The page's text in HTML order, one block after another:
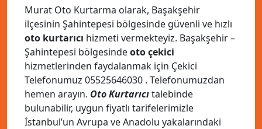
Murat Oto Kurtarma olarak, Başakşehir
ilçesinin Şahintepesi bölgesinde güvenli ve hızlı
oto kurtarıcı hizmeti vermekteyiz. Başakşehir –
Şahintepesi bölgesindeoto çekici
hizmetlerinden faydalanmak için Çekici
Telefonumuz 05525646030 . Telefonumuzdan
hemen arayın. Oto Kurtarıcıtalebinde
bulunabilir, uygun fiyatlı tarifelerimizle
İstanbul’un Avrupa ve Anadolu yakalarındaki